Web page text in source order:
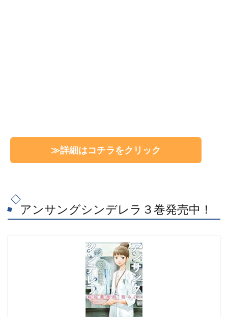
アンサングシンデレラ３巻発売中！
アンサングシンデレラ 病院薬剤師 葵みどり 3 (ゼノンコ
ミックス)
created by Rinker
徳間書店